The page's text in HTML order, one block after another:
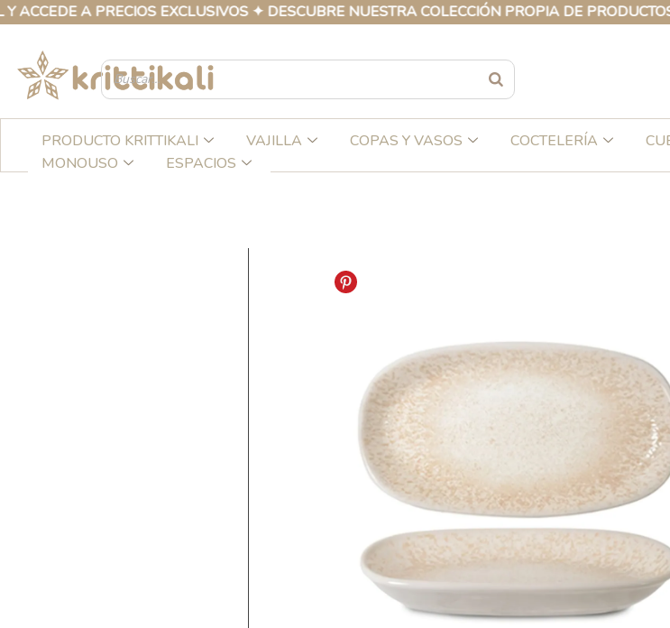
A PRECIOS EXCLUSIVOS ✦ DESCUBRE NUESTRA COLECCIÓN PROPIA DE PRODUCTOS
Ir
contenido
PRODUCTO KRITTIKALI VAJILLA COPAS Y VASOS COCTELERÍA
MONOUSO
ESPACIOS